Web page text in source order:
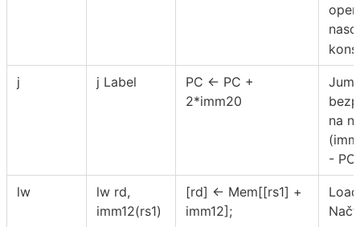
j j Label
PC ← PC +
2*imm20
na
- PC)
lw
lw rd,
imm12(rs1)
[rd] ← Mem[[rs1] +
imm12];